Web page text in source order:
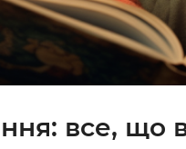
все, що